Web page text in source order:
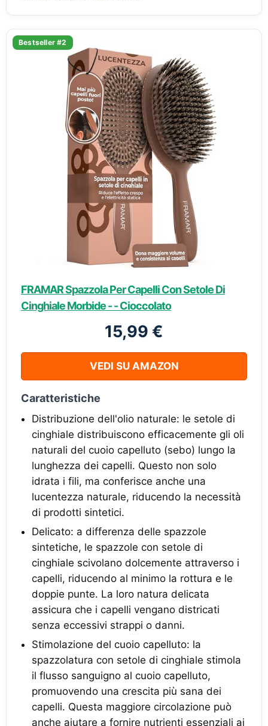
Bestseller #2
FRAMAR Spazzola Per Capelli Con Setole Di
Cinghiale Morbide - - Cioccolato
15,99 €
VEDI SU AMAZON
Caratteristiche
Distribuzione dell'olio naturale: le setole di
cinghiale distribuiscono efficacemente gli oli
naturali del cuoio capelluto (sebo) lungo la
lunghezza dei capelli. Questo non solo
idrata i fili, ma conferisce anche una
lucentezza naturale, riducendo la necessità
di prodotti sintetici.
Delicato: a differenza delle spazzole
sintetiche, le spazzole con setole di
cinghiale scivolano dolcemente attraverso i
capelli, riducendo al minimo la rottura e le
doppie punte. La loro natura delicata
assicura che i capelli vengano districati
senza eccessivi strappi o danni.
Stimolazione del cuoio capelluto: la
spazzolatura con setole di cinghiale stimola
il flusso sanguigno al cuoio capelluto,
promuovendo una crescita più sana dei
capelli. Questa maggiore circolazione può
anche aiutare a fornire nutrienti essenziali ai